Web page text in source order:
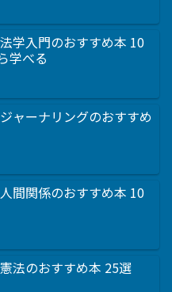
法学入門のおすすめ本 10
学べる
ジャーナリングのおすすめ
人間関係のおすすめ本 10
憲法のおすすめ本 25選